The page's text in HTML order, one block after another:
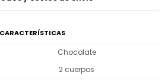
CARACTERÍSTICAS
Chocolate
2 cuerpos